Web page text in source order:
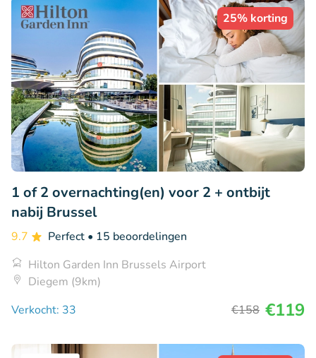
25% korting
1 of 2 overnachting(en) voor 2 + ontbijt
nabij Brussel
9.7 Perfect • 15 beoordelingen
Hilton Garden Inn Brussels Airport
Diegem (9km)
Verkocht: 33
€158 €119